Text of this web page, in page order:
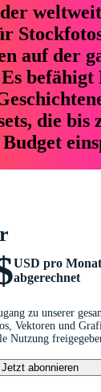
auf der
befähigt
die bis
USD pro
abgerechnet
zu unserer
Vektoren und
Nutzung
Jetzt abonnieren